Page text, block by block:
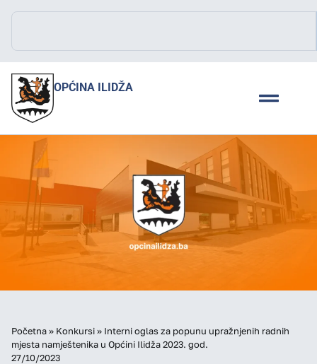
OPĆINA ILIDŽA
Početna» Konkursi» Interni oglas za popunu upražnjenih radnih
mjesta namještenika u Općini Ilidža 2023. god.
27/10/2023